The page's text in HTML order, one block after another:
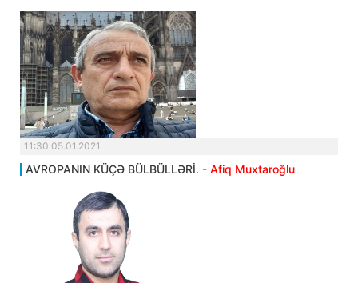
11:30 05.01.2021
AVROPANIN KÜÇƏ BÜLBÜLLƏRİ. - Afiq Muxtaroğlu